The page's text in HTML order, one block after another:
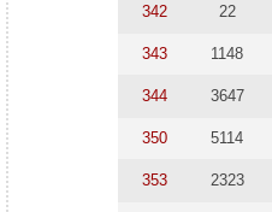
342 22
343 1148
344 3647
350 5114
353 2323